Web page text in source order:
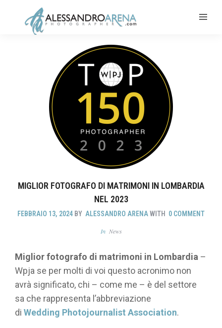
MIGLIOR FOTOGRAFO DI MATRIMONI IN LOMBARDIA
NEL 2023
FEBBRAIO 13, 2024 BY ALESSANDRO ARENAWITH 0 COMMENT
In News
Miglior fotografo di matrimoni in Lombardia –
Wpja se per molti di voi questo acronimo non
avrà significato, chi – come me – è del settore
sa che rappresenta l’abbreviazione
di Wedding Photojournalist Association.